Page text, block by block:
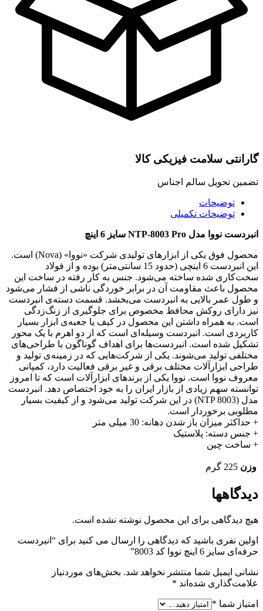
گارانتی سلامت فیزیکی کالا
تضمین تحویل سالم اجناس
توضیحات
توضیحات تکمیلی
انبردست نووا مدل NTP-8003 Pro سایز 6 اینچ
محصول فوق یکی از ابزارهای تولیدی شرکت «نووا» (Nova) است.
این انبردست 6 اینچی (حدود 15 سانتی‌متر) بوده و از فولاد
سخت‌کاری شده ساخته می‌شود. جنس به کار رفته در ساخت این
محصول باعث مقاومت آن در برابر خوردگی ناشی از فشار می‌شود
و طول عمر بالایی به انبردست می‌بخشد. قسمت دسته‌ی انبردست
نیز دارای روکش محافظ مخصوص برای جلوگیری از زنگ‌زدگی
است. به همراه داشتن این محصول در کیف یا جعبه‌ی ابزار بسیار
کاربردی است. انبردست وسیله‌ای است که از دو اهرم با یک محور
تشکیل شده است. انبردست‌ها برای اهداف گوناگون با طراحی‌های
مختلفی تولید می‌شوند. یکی از شرکت‌هایی که در زمینه‌ی تولید و
طراحی ابزارآلات مختلف برقی و غیر برقی فعالیت دارد، کمپانی
معروف نووا است. نووا یکی از برندهای ابزارآلات است که تا امروز
توانسته سهم زیادی از بازار ایران را به خود اختصاص دهد. انبردست
مدل (NTP 8003) در این شرکت تولید می‌شود و از کیفیت بسیار
مطلوبی برخوردار است.
+ حداکثر میزان باز شدن دهانه: 30 میلی متر
+ جنس دسته: پلاستیک
+ ساخت چین
وزن 225 گرم
دیدگاهها
هیچ دیدگاهی برای این محصول نوشته نشده است.
اولین نفری باشید که دیدگاهی را ارسال می کنید برای “انبردست
حرفه‌ای سایز 6 اینچ نووا کد 8003”
نشانی ایمیل شما منتشر نخواهد شد. بخش‌های موردنیاز
علامت‌گذاری شده‌اند *
امتیاز شما *